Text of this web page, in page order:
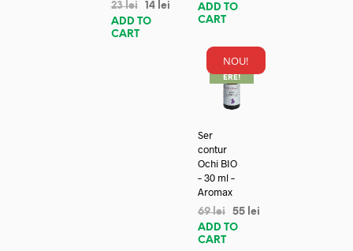
23lei 14 lei
ADD TO
CART
ADD TO
CART
NOU!
REDUC
ERE!
Ser
contur
Ochi BIO
– 30 ml –
Aromax
69lei 55 lei
ADD TO
CART